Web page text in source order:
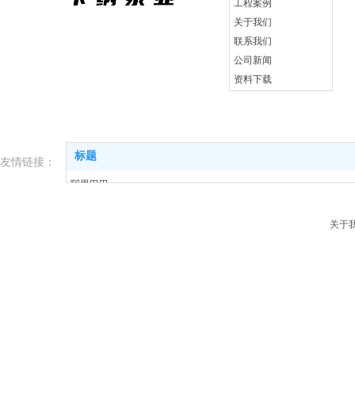
工程案例
关于我们
联系我们
公司新闻
资料下载
标题
阿里巴巴
友情链接：
关于